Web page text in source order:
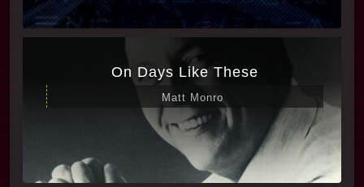
و باعث می‌شود هر لحظه مخاطب با صحنه‌ها همراه
شود.
### تأثیر موسیقی وکال بر داستان و احساسات فیلم
موسیقی‌های وکال در “Nobody 2” نقش مهمی در
انتقال احساسات شخصیت‌ها و پیشبرد داستان دارند.
این قطعات در لحظات حساس فیلم پخش می‌شوند و
به بیننده کمک می‌کنند تا با حالات روانی و درونی
On Days Like These
Matt Monro